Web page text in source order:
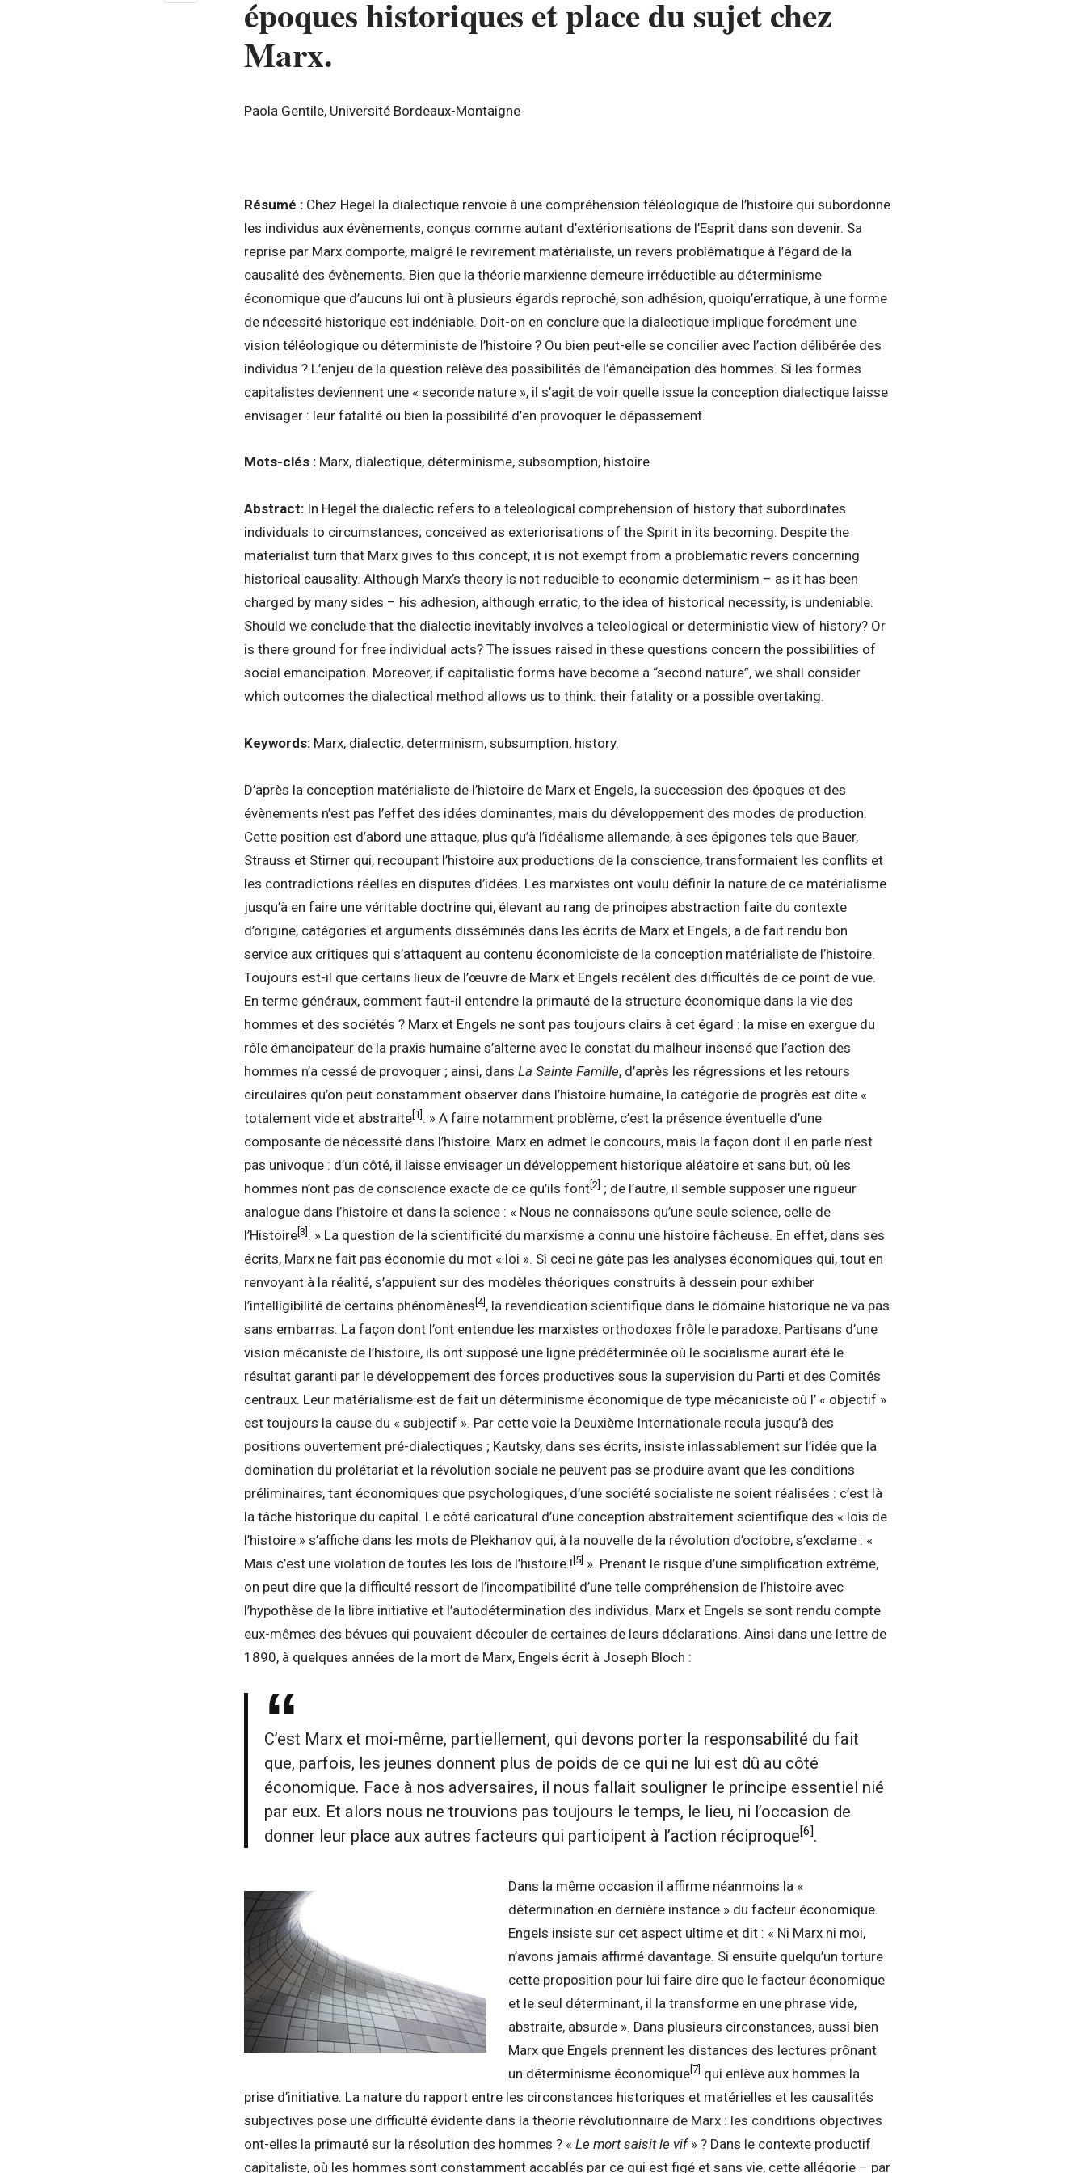
époques historiques et place du sujet chez
Marx.
Paola Gentile, Université Bordeaux-Montaigne
Résumé : Chez Hegel la dialectique renvoie à une compréhension téléologique de l’histoire qui subordonne
les individus aux évènements, conçus comme autant d’extériorisations de l’Esprit dans son devenir. Sa
reprise par Marx comporte, malgré le revirement matérialiste, un revers problématique à l’égard de la
causalité des évènements. Bien que la théorie marxienne demeure irréductible au déterminisme
économique que d’aucuns lui ont à plusieurs égards reproché, son adhésion, quoiqu’erratique, à une forme
de nécessité historique est indéniable. Doit-on en conclure que la dialectique implique forcément une
vision téléologique ou déterministe de l’histoire ? Ou bien peut-elle se concilier avec l’action délibérée des
individus ? L’enjeu de la question relève des possibilités de l’émancipation des hommes. Si les formes
capitalistes deviennent une « seconde nature », il s’agit de voir quelle issue la conception dialectique laisse
envisager : leur fatalité ou bien la possibilité d’en provoquer le dépassement.
Mots-clés : Marx, dialectique, déterminisme, subsomption, histoire
Abstract: In Hegel the dialectic refers to a teleological comprehension of history that subordinates
individuals to circumstances; conceived as exteriorisations of the Spirit in its becoming. Despite the
materialist turn that Marx gives to this concept, it is not exempt from a problematic revers concerning
historical causality. Although Marx’s theory is not reducible to economic determinism – as it has been
charged by many sides – his adhesion, although erratic, to the idea of historical necessity, is undeniable.
Should we conclude that the dialectic inevitably involves a teleological or deterministic view of history? Or
is there ground for free individual acts? The issues raised in these questions concern the possibilities of
social emancipation. Moreover, if capitalistic forms have become a “second nature”, we shall consider
which outcomes the dialectical method allows us to think: their fatality or a possible overtaking.
Keywords: Marx, dialectic, determinism, subsumption, history.
D’après la conception matérialiste de l’histoire de Marx et Engels, la succession des époques et des
évènements n’est pas l’effet des idées dominantes, mais du développement des modes de production.
Cette position est d’abord une attaque, plus qu’à l’idéalisme allemande, à ses épigones tels que Bauer,
Strauss et Stirner qui, recoupant l’histoire aux productions de la conscience, transformaient les conflits et
les contradictions réelles en disputes d’idées. Les marxistes ont voulu définir la nature de ce matérialisme
jusqu’à en faire une véritable doctrine qui, élevant au rang de principes abstraction faite du contexte
d’origine, catégories et arguments disséminés dans les écrits de Marx et Engels, a de fait rendu bon
service aux critiques qui s’attaquent au contenu économiciste de la conception matérialiste de l’histoire.
Toujours est-il que certains lieux de l’œuvre de Marx et Engels recèlent des difficultés de ce point de vue.
En terme généraux, comment faut-il entendre la primauté de la structure économique dans la vie des
hommes et des sociétés ? Marx et Engels ne sont pas toujours clairs à cet égard : la mise en exergue du
rôle émancipateur de la praxis humaine s’alterne avec le constat du malheur insensé que l’action des
hommes n’a cessé de provoquer ; ainsi, dans La Sainte Famille, d’après les régressions et les retours
circulaires qu’on peut constamment observer dans l’histoire humaine, la catégorie de progrès est dite «
totalement vide et abstraite[1] . » A faire notamment problème, c’est la présence éventuelle d’une
composante de nécessité dans l’histoire. Marx en admet le concours, mais la façon dont il en parle n’est
pas univoque : d’un côté, il laisse envisager un développement historique aléatoire et sans but, où les
hommes n’ont pas de conscience exacte de ce qu’ils font[2] ; de l’autre, il semble supposer une rigueur
analogue dans l’histoire et dans la science : « Nous ne connaissons qu’une seule science, celle de
l’Histoire[3] . » La question de la scientificité du marxisme a connu une histoire fâcheuse. En effet, dans ses
écrits, Marx ne fait pas économie du mot « loi ». Si ceci ne gâte pas les analyses économiques qui, tout en
renvoyant à la réalité, s’appuient sur des modèles théoriques construits à dessein pour exhiber
l’intelligibilité de certains phénomènes [4] , la revendication scientifique dans le domaine historique ne va pas
sans embarras. La façon dont l’ont entendue les marxistes orthodoxes frôle le paradoxe. Partisans d’une
vision mécaniste de l’histoire, ils ont supposé une ligne prédéterminée où le socialisme aurait été le
résultat garanti par le développement des forces productives sous la supervision du Parti et des Comités
centraux. Leur matérialisme est de fait un déterminisme économique de type mécaniciste où l’ « objectif »
est toujours la cause du « subjectif ». Par cette voie la Deuxième Internationale recula jusqu’à des
positions ouvertement pré-dialectiques ; Kautsky, dans ses écrits, insiste inlassablement sur l’idée que la
domination du prolétariat et la révolution sociale ne peuvent pas se produire avant que les conditions
préliminaires, tant économiques que psychologiques, d’une société socialiste ne soient réalisées : c’est là
la tâche historique du capital. Le côté caricatural d’une conception abstraitement scientifique des « lois de
l’histoire » s’affiche dans les mots de Plekhanov qui, à la nouvelle de la révolution d’octobre, s’exclame : «
Mais c’est une violation de toutes les lois de l’histoire ! [5] ». Prenant le risque d’une simplification extrême,
on peut dire que la difficulté ressort de l’incompatibilité d’une telle compréhension de l’histoire avec
l’hypothèse de la libre initiative et l’autodétermination des individus. Marx et Engels se sont rendu compte
eux-mêmes des bévues qui pouvaient découler de certaines de leurs déclarations. Ainsi dans une lettre de
1890, à quelques années de la mort de Marx, Engels écrit à Joseph Bloch :
C’est Marx et moi-même, partiellement, qui devons porter la responsabilité du fait
que, parfois, les jeunes donnent plus de poids de ce qui ne lui est dû au côté
économique. Face à nos adversaires, il nous fallait souligner le principe essentiel nié
par eux. Et alors nous ne trouvions pas toujours le temps, le lieu, ni l’occasion de
donner leur place aux autres facteurs qui participent à l’action réciproque[6] .
Dans la même occasion il affirme néanmoins la «
détermination en dernière instance » du facteur économique.
Engels insiste sur cet aspect ultime et dit : « Ni Marx ni moi,
n’avons jamais affirmé davantage. Si ensuite quelqu’un torture
cette proposition pour lui faire dire que le facteur économique
et le seul déterminant, il la transforme en une phrase vide,
abstraite, absurde ». Dans plusieurs circonstances, aussi bien
Marx que Engels prennent les distances des lectures prônant
un déterminisme économique[7] qui enlève aux hommes la
prise d’initiative. La nature du rapport entre les circonstances historiques et matérielles et les causalités
subjectives pose une difficulté évidente dans la théorie révolutionnaire de Marx : les conditions objectives
ont-elles la primauté sur la résolution des hommes ? « Le mort saisit le vif» ? Dans le contexte productif
capitaliste, où les hommes sont constamment accablés par ce qui est figé et sans vie, cette allégorie – par